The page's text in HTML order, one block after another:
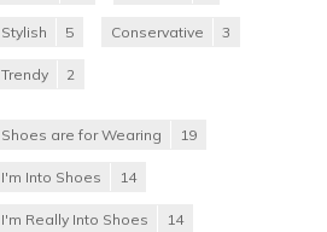
Stylish 5 Conservative 3
Trendy 2
Shoes are for Wearing 19
I'm Into Shoes 14
I'm Really Into Shoes 14